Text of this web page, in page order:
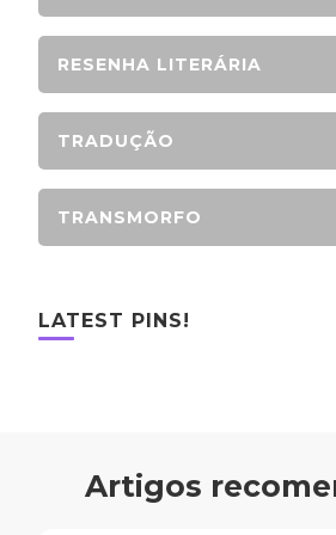
RESENHA LITERÁRIA
TRADUÇÃO
TRANSMORFO
LATEST PINS!
Artigos